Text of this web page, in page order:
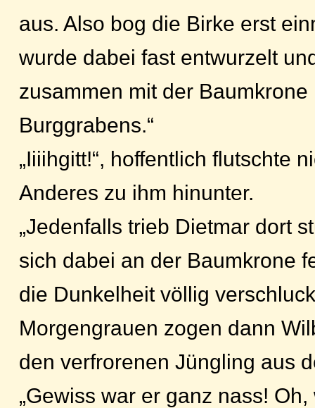
aus. Also bog die Birke erst
wurde dabei fast entwurzelt
zusammen mit der Baumkrone
Burggrabens.“
„Iiiihgitt!“, hoffentlich flutschte
Anderes zu ihm hinunter.
„Jedenfalls trieb Dietmar dort
sich dabei an der Baumkrone
die Dunkelheit völlig
Morgengrauen zogen dann
den verfrorenen Jüngling aus
„Gewiss war er ganz nass! Oh,